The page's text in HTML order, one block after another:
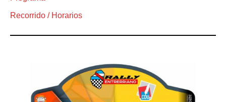
Recorrido / Horarios